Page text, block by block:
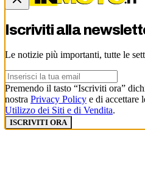
Iscriviti alla
Le notizie più importanti, tutte le
Premendo il tasto “Iscriviti ora”
nostra Privacy Policy e di accettare
Utilizzo dei Siti e di Vendita.
ISCRIVITI ORA